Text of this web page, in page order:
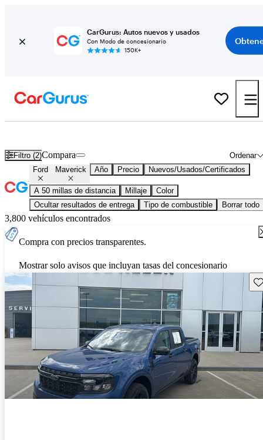
CarGurus: Autos nuevos y usados
Con Modo de concesionario
150K+
Filtro (2) Ordenar
Compara
Ford Maverick Año Precio Nuevos/Usados/Certificados
A 50 millas de distancia Millaje
Color
Ocultar resultados de entrega
Tipo de combustible Borrar todo
3,800 vehículos encontrados
Compra con precios transparentes.
Mostrar solo avisos que incluyan tasas del concesionario